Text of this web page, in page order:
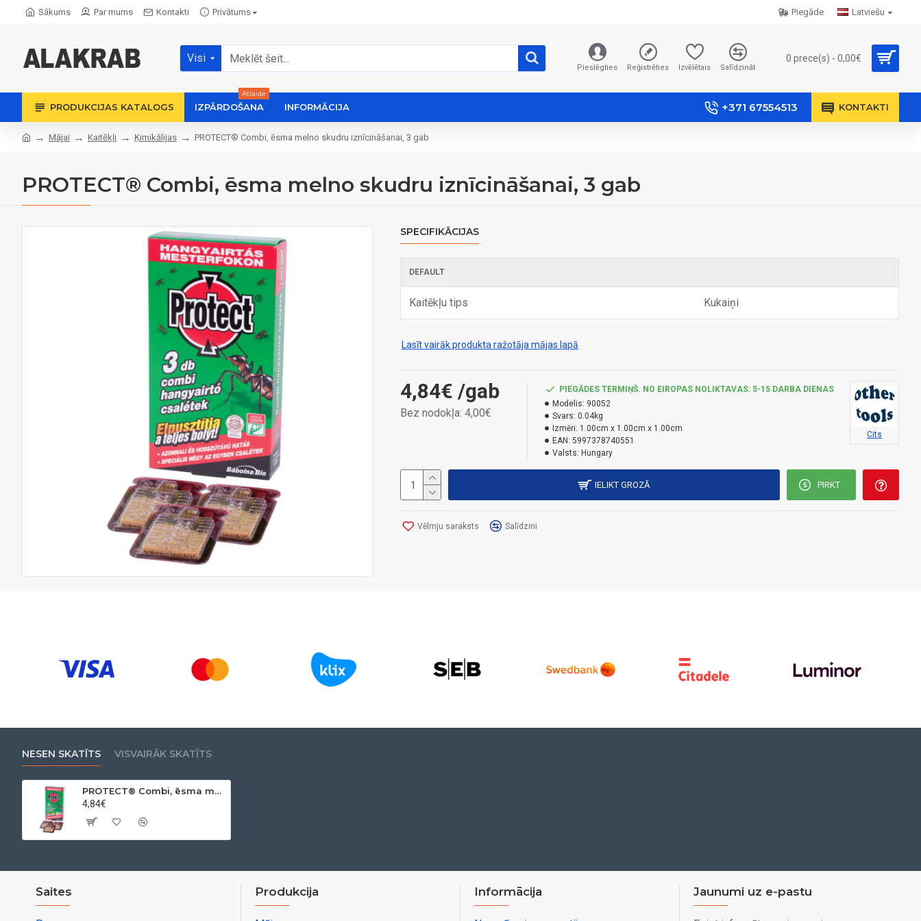
Sākums Par mums Kontakti Privātums Latviešu
Piegāde
Visi
Pieslēgties Reģistrēties Izvēlētais Salīdzināt
0 prece(s) - 0,00€
PRODUKCIJAS KATALOGS IZPĀRDOŠANA
Atlaide
INFORMĀCIJA +371 67554513 KONTAKTI
Mājai Kaitēkļi Ķimikālijas PROTECT® Combi, ēsma melno skudru iznīcināšanai, 3 gab
PROTECT® Combi, ēsma melno skudru iznīcināšanai, 3 gab
SPECIFIKĀCIJAS
DEFAULT
Kaitēkļu tips Kukaiņi
Lasīt vairāk produkta ražotāja mājas lapā
4,84€ /gab
Bez nodokļa: 4,00€
PIEGĀDES TERMIŅŠ. NO EIROPAS NOLIKTAVAS: 5-15 DARBA DIENAS
Modelis: 90052
Svars: 0.04kg
Izmēri: 1.00cm x 1.00cm x 1.00cm
EAN: 5997378740551
Valsts: Hungary
Cits
IELIKT GROZĀ PIRKT
Vēlmju saraksts Salīdzini
NESEN SKATĪTS VISVAIRĀK SKATĪTS
PROTECT® Combi, ēsma melno skudru iznīcināšanai, 3 gab
4,84€
Saites Produkcija Informācija Jaunumi uz e-pastu